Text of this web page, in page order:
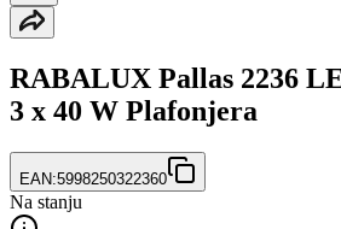
RABALUX Pallas 2236
3 x 40 W Plafonjera
EAN:5998250322360
Na stanju